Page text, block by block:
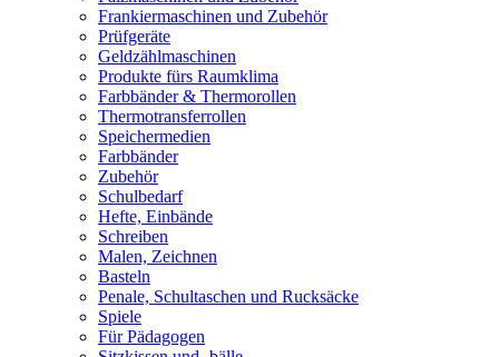
Frankiermaschinen und Zubehör
Prüfgeräte
Geldzählmaschinen
Produkte fürs Raumklima
Farbbänder & Thermorollen
Thermotransferrollen
Speichermedien
Farbbänder
Zubehör
Schulbedarf
Hefte, Einbände
Schreiben
Malen, Zeichnen
Basteln
Penale, Schultaschen und Rucksäcke
Spiele
Für Pädagogen